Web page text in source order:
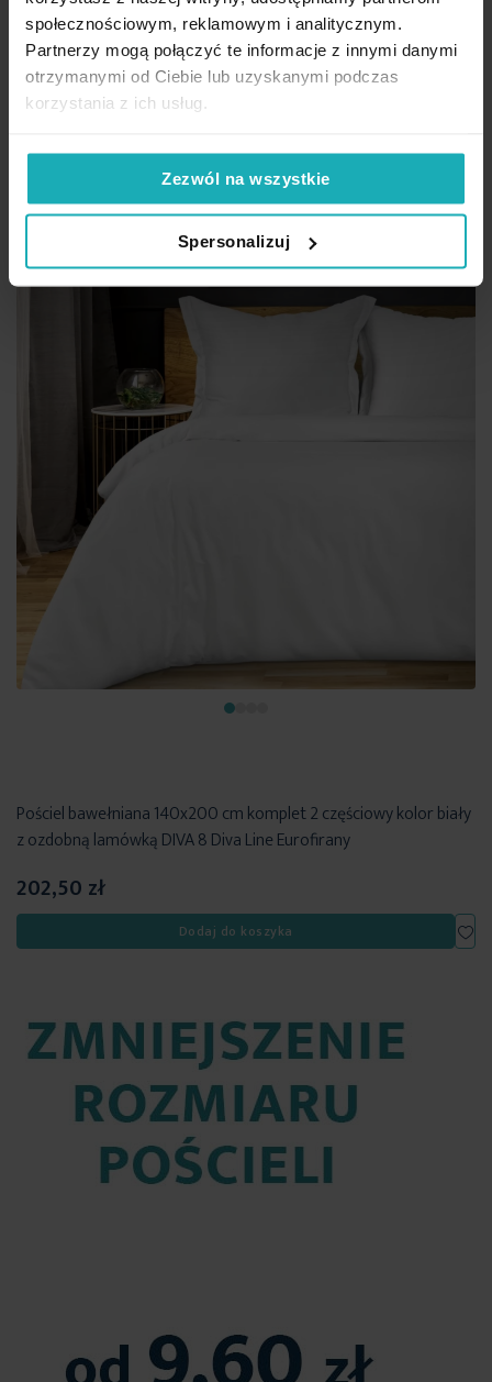
społecznościowym, reklamowym i analitycznym.
Partnerzy mogą połączyć te informacje z innymi danymi
otrzymanymi od Ciebie lub uzyskanymi podczas
korzystania z ich usług.
Zezwól na wszystkie
Spersonalizuj
200,72 zł
-20%
Najniższa cena z 30 dni przed obniżką:250,90 zł
Cena regularna:
250,90 zł
Pościel bawełniana 140x200 cm komplet 2 częściowy kolor biały
z ozdobną lamówką DIVA 8 Diva Line Eurofirany
202,50 zł
Dodaj do koszyka